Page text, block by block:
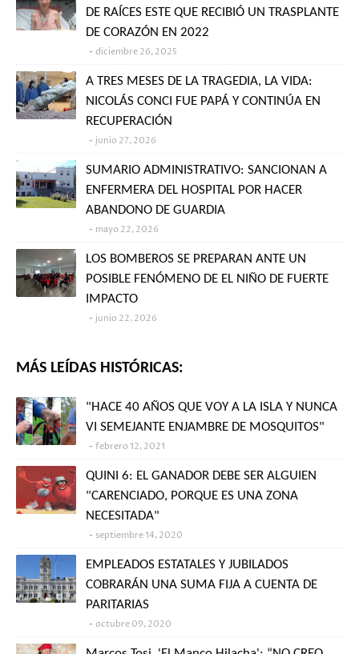
DE RAÍCES ESTE QUE RECIBIÓ UN TRASPLANTE
DE CORAZÓN EN 2022
diciembre 26, 2025
A TRES MESES DE LA TRAGEDIA, LA VIDA:
NICOLÁS CONCI FUE PAPÁ Y CONTINÚA EN
RECUPERACIÓN
junio 27, 2026
SUMARIO ADMINISTRATIVO: SANCIONAN A
ENFERMERA DEL HOSPITAL POR HACER
ABANDONO DE GUARDIA
mayo 22, 2026
LOS BOMBEROS SE PREPARAN ANTE UN
POSIBLE FENÓMENO DE EL NIÑO DE FUERTE
IMPACTO
junio 22, 2026
MÁS LEÍDAS HISTÓRICAS:
"HACE 40 AÑOS QUE VOY A LA ISLA Y NUNCA
VI SEMEJANTE ENJAMBRE DE MOSQUITOS"
febrero 12, 2021
QUINI 6: EL GANADOR DEBE SER ALGUIEN
"CARENCIADO, PORQUE ES UNA ZONA
NECESITADA"
septiembre 14, 2020
EMPLEADOS ESTATALES Y JUBILADOS
COBRARÁN UNA SUMA FIJA A CUENTA DE
PARITARIAS
octubre 09, 2020